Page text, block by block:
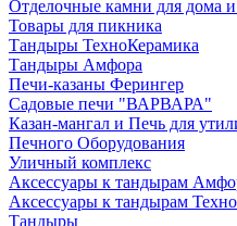
Отделочные камни для дома
Товары для пикника
Тандыры ТехноКерамика
Тандыры Амфора
Печи-казаны Ферингер
Садовые печи "ВАРВАРА"
Казан-мангал и Печь для
Печного Оборудования
Уличный комплекс
Аксессуары к тандырам
Аксессуары к тандырам
Тандыры